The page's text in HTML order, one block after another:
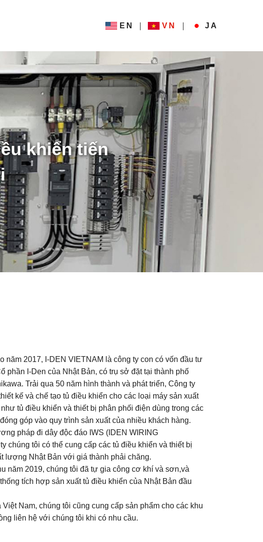
EN VN JA
khiển tiến
năm 2017, I-DEN VIETNAM là công ty con có vốn đầu tư
phần I-Den của Nhật Bản, có trụ sở đặt tại thành phố
Trải qua 50 năm hình thành và phát triển, Công ty
kế và chế tạo tủ điều khiển cho các loại máy sản xuất
tủ điều khiển và thiết bị phân phối điện dùng trong các
góp vào quy trình sản xuất của nhiều khách hàng.
pháp đi dây độc đáo IWS (IDEN WIRING
chúng tôi có thể cung cấp các tủ điều khiển và thiết bị
lượng Nhật Bản với giá thành phải chăng.
năm 2019, chúng tôi đã tự gia công cơ khí và sơn,và
tích hợp sản xuất tủ điều khiển của Nhật Bản đầu
Việt Nam, chúng tôi cũng cung cấp sản phẩm cho các khu
liên hệ với chúng tôi khi có nhu cầu.